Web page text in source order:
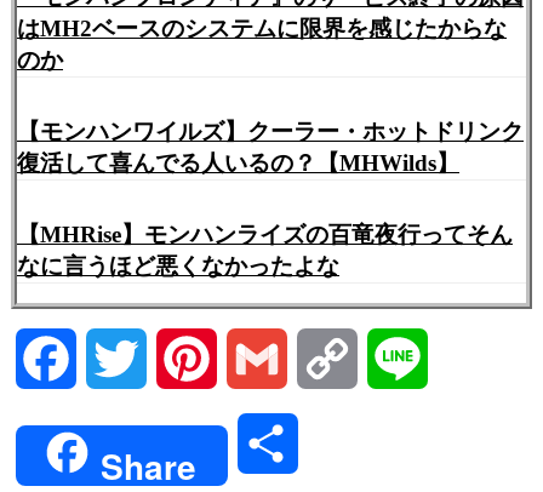
はMH2ベースのシステムに限界を感じたからな
のか
【モンハンワイルズ】クーラー・ホットドリンク
復活して喜んでる人いるの？【MHWilds】
【MHRise】モンハンライズの百竜夜行ってそん
なに言うほど悪くなかったよな
Facebook Twitter Pinterest Gmail Copy
Share